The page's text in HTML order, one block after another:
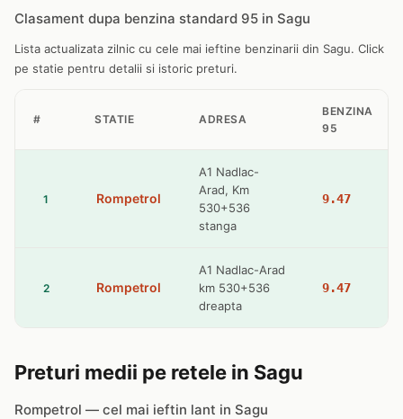
Clasament dupa benzina standard 95 in Sagu
Lista actualizata zilnic cu cele mai ieftine benzinarii din Sagu. Click
pe statie pentru detalii si istoric preturi.
# STATIE ADRESA
BENZINA
95
1 Rompetrol
A1 Nadlac-
Arad, Km
530+536
stanga
9.47
2 Rompetrol
A1 Nadlac-Arad
km 530+536
dreapta
9.47
Preturi medii pe retele in Sagu
Rompetrol — cel mai ieftin lant in Sagu